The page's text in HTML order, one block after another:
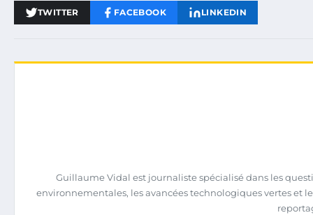
TWITTER FACEBOOK LINKEDIN
Guillaume Vidal est journaliste spécialisé dans les
environnementales, les avancées technologiques vertes et